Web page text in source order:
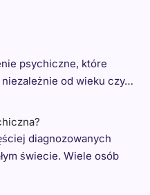
psychiczne, które
niezależnie od wieku czy…
diagnozowanych
świecie. Wiele osób